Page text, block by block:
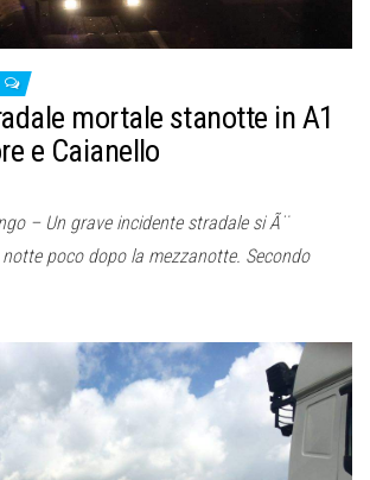
mortale stanotte in A1
e Caianello
– Un grave incidente stradale si Ã¨
poco dopo la mezzanotte. Secondo